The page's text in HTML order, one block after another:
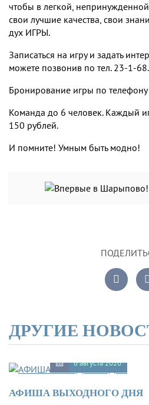
чтобы в легкой,
свои лучшие качества, свои
дух ИГРЫ.
Записаться на игру и задать
можете позвонив по тел. 23-1-68.
Бронирование игры по телефону
Команда до 6 человек. Каждый
150 рублей.
И помните! Умным быть модно!
ДРУГИЕ
6 августа 2026
АФИША ВЫХОДНОГО ДНЯ